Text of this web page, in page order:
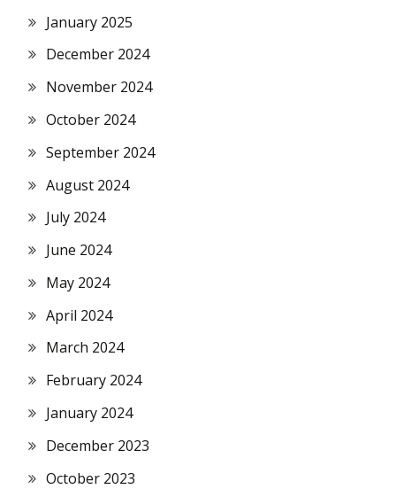
January 2025
December 2024
November 2024
October 2024
September 2024
August 2024
July 2024
June 2024
May 2024
April 2024
March 2024
February 2024
January 2024
December 2023
October 2023